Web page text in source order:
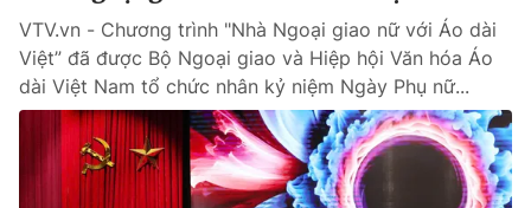
VTV.vn - Chương trình "Nhà Ngoại giao nữ với Áo dài
Việt” đã được Bộ Ngoại giao và Hiệp hội Văn hóa Áo
dài Việt Nam tổ chức nhân kỷ niệm Ngày Phụ nữ...